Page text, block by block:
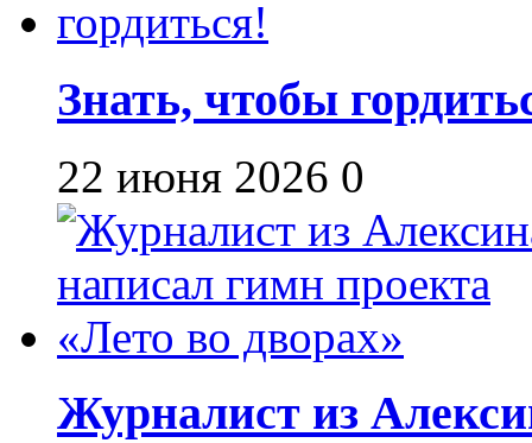
Знать, чтобы
22 июня 2026 0
Журналист из